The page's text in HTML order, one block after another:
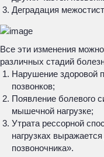
Деградация
Все эти изменения
различных стадий
Нарушение здоровой
позвонков;
Появление болевого
мышечной нагрузке;
Утрата рессорной
нагрузках
позвоночника».